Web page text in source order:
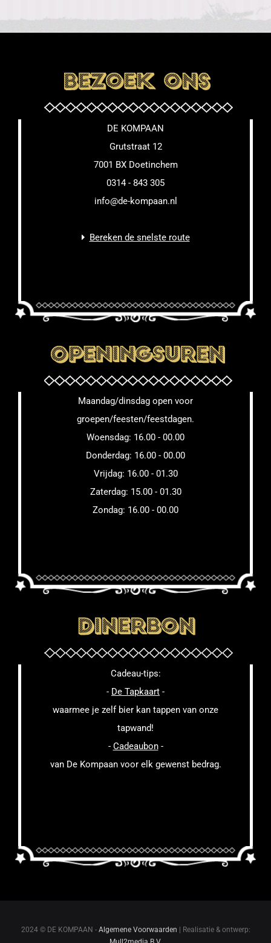
DE KOMPAAN
Grutstraat 12
7001 BX Doetinchem
0314 - 843 305
info@de-kompaan.nl
Bereken de snelste route
Maandag/dinsdag open voor
groepen/feesten/feestdagen.
Woensdag: 16.00 - 00.00
Donderdag: 16.00 - 00.00
Vrijdag: 16.00 - 01.30
Zaterdag: 15.00 - 01.30
Zondag: 16.00 - 00.00
Cadeau-tips:
- De Tapkaart -
waarmee je zelf bier kan tappen van onze
tapwand!
- Cadeaubon-
van De Kompaan voor elk gewenst bedrag.
2024 © DE KOMPAAN - Algemene Voorwaarden | Realisatie & ontwerp: